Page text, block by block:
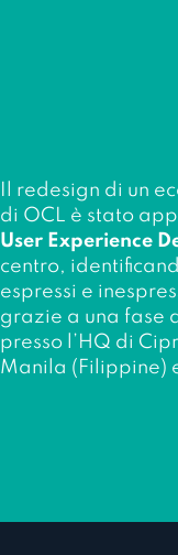
Il redesign di un
di OCL è stato
User Experience
centro,
espressi e
grazie a una fase
presso l’HQ di
Manila (Filippine)